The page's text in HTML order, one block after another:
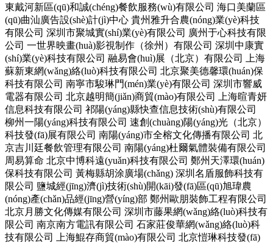
東戴河新區(qū)和誠(chéng)餐飲服務(wù)有限公司 海口美蘭區
(qū)曲汕廣告設(shè)計(jì)中心 貴州雅升合農(nóng)業(yè)科技
有限公司 深圳市聚城實(shí)業(yè)有限公司 廣州于心科技有限
公司 一世界映畫(huà)影視制作（徐州）有限公司 深圳中康實
(shí)業(yè)科技有限公司 融易會(huì)展（北京）有限公司
上海
蘇新東網(wǎng)絡(luò)科技有限公司 北京聚美德馨環(huán)保
科技有限公司 南寧市駿琳門(mén)業(yè)有限公司 深圳市響威
電器有限公司 北京越明簡(jiǎn)商貿(mào)有限公司
上海暄青妍
信息科技有限公司 祁陽(yáng)縣快查信息技術(shù)有限公司
柳州一陽(yáng)科技有限公司 速創(chuàng)陽(yáng)光（北京）
科技發(fā)展有限公司 南陽(yáng)市全榕文化傳播有限公司 北
京吉川廷餐飲管理有限公司 南陽(yáng)杜爾氣體裝備有限公司
周易算命 北京中博科遠(yuǎn)科技有限公司 鄭州天澤環(huán)
保科技有限公司 黃梅縣胡涂廣場(chǎng) 深圳名盾服飾科技有
限公司 鹽城經(jīng)濟(jì)技術(shù)開(kāi)發(fā)區(qū)旭瑋農
(nóng)產(chǎn)品經(jīng)營(yíng)部 鄭州歐朋裝飾工程有限公司
北京月勝文化傳媒有限公司 深圳市藤果網(wǎng)絡(luò)科技有
限公司 南京南方電訊有限公司 石家莊俊華網(wǎng)絡(luò)科
技有限公司
上海鯤存商貿(mào)有限公司 北京愷琳科技發(fā)